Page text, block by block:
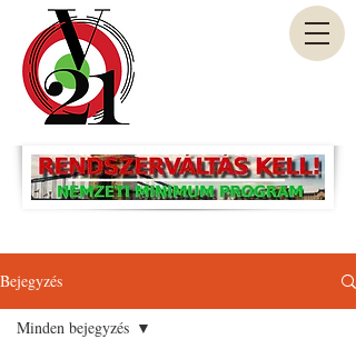
Bejegyzés
Minden bejegyzés